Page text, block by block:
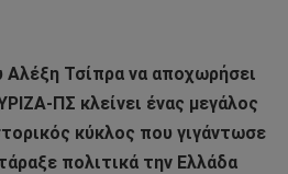
Τσίπρα να αποχωρήσει
ΠΣ κλείνει ένας μεγάλος
κύκλος που γιγάντωσε
πολιτικά την Ελλάδα